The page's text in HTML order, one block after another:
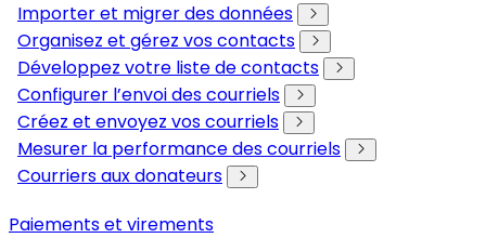
Importer et migrer des données
Organisez et gérez vos contacts
Développez votre liste de contacts
Configurer l’envoi des courriels
Créez et envoyez vos courriels
Mesurer la performance des courriels
Courriers aux donateurs
Paiements et virements